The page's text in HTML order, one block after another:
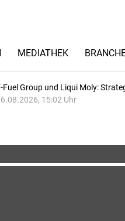
MEDIATHEK
Fuel Group und Liqui Moly:
15:02 Uhr